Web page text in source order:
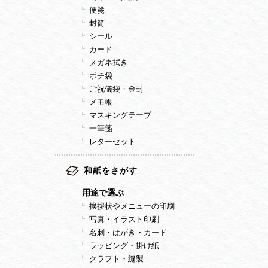
便箋
封筒
シール
カード
メガネ拭き
ポチ袋
ご祝儀袋・金封
メモ帳
マスキングテープ
一筆箋
レターセット
和紙をさがす
用途で選ぶ
挨拶状やメニューの印刷
写真・イラスト印刷
名刺・はがき・カード
ラッピング・掛け紙
クラフト・縫製